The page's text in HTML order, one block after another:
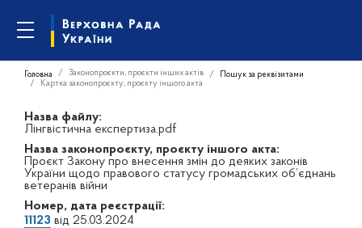
Головна Законопроєкти, проєкти інших актів
Пошук за реквізитами
Картка законопроєкту, проєкту іншого акта
Назва файлу:
Лінгвістична експертиза.pdf
Назва законопроєкту, проєкту іншого акта:
Проєкт Закону про внесення змін до деяких законів
України щодо правового статусу громадських об’єднань
ветеранів війни
Номер, дата реєстрації:
11123 від 25.03.2024